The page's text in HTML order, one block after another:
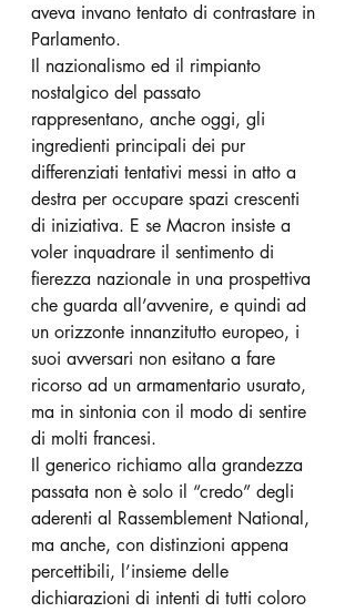
aveva invano tentato di contrastare in
Parlamento.
Il nazionalismo ed il rimpianto
nostalgico del passato
rappresentano, anche oggi, gli
ingredienti principali dei pur
differenziati tentativi messi in atto a
destra per occupare spazi crescenti
di iniziativa. E se Macron insiste a
voler inquadrare il sentimento di
fierezza nazionale in una prospettiva
che guarda all’avvenire, e quindi ad
un orizzonte innanzitutto europeo, i
suoi avversari non esitano a fare
ricorso ad un armamentario usurato,
ma in sintonia con il modo di sentire
di molti francesi.
Il generico richiamo alla grandezza
passata non è solo il “credo” degli
aderenti al Rassemblement National,
ma anche, con distinzioni appena
percettibili, l’insieme delle
dichiarazioni di intenti di tutti coloro